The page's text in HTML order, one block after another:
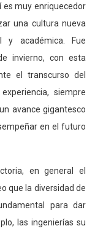
muy enriquecedor
una cultura nueva
y académica. Fue
invierno, con esta
el transcurso del
siempre
avance gigantesco
en el futuro
en general el
que la diversidad de
para dar
las ingenierías su